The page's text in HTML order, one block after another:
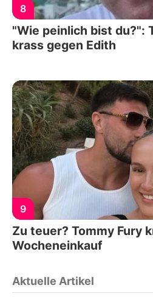
8
"Wie peinlich bist du?":
krass gegen Edith
9
Zu teuer? Tommy Fury
Wocheneinkauf
Aktuelle Artikel